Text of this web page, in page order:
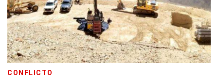
CONFLICTO